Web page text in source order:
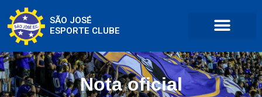
SÃO JOSÉ
ESPORTE CLUBE
Nota oficial